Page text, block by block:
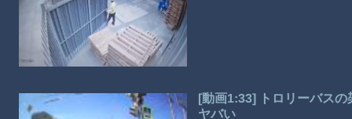
[動画1:33] トロリーバス
ヤバい